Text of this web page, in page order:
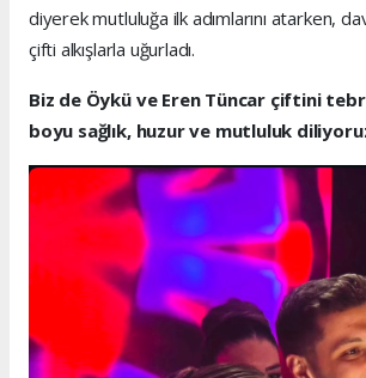
diyerek mutluluğa ilk adımlarını atarken,
çifti alkışlarla uğurladı.
Biz de Öykü ve Eren Tüncar çiftini
boyu sağlık, huzur ve mutluluk